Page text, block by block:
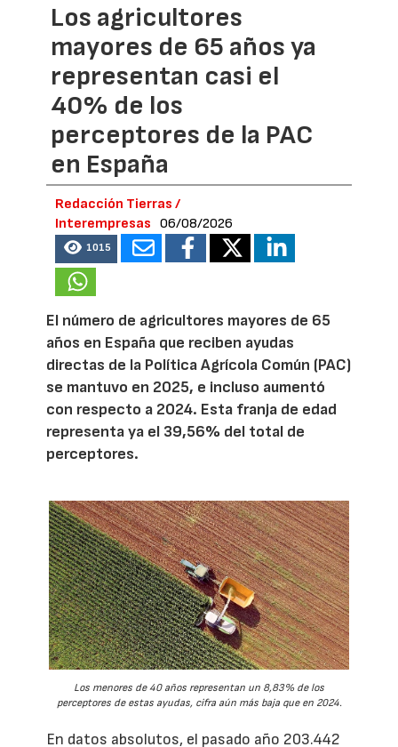
Los agricultores
mayores de 65 años ya
representan casi el
40% de los
perceptores de la PAC
en España
Redacción Tierras /
Interempresas
06/08/2026
1015
El número de agricultores mayores de 65
años en España que reciben ayudas
directas de la Política Agrícola Común (PAC)
se mantuvo en 2025, e incluso aumentó
con respecto a 2024. Esta franja de edad
representa ya el 39,56% del total de
perceptores.
Los menores de 40 años representan un 8,83% de los
perceptores de estas ayudas, cifra aún más baja que en 2024.
En datos absolutos, el pasado año 203.442